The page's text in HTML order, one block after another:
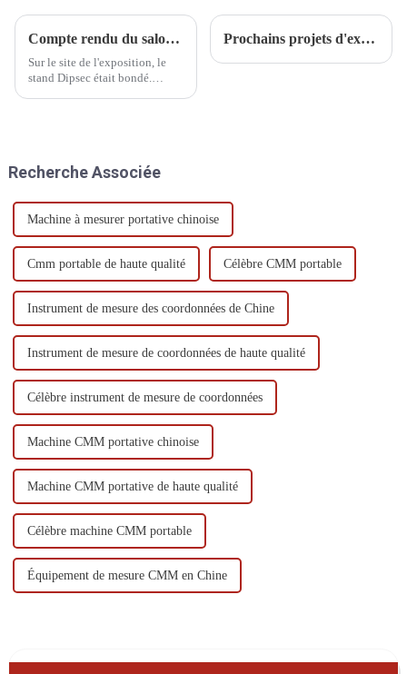
Compte rendu du salon ITES de Shenzhen
Sur le site de l'exposition, le
stand Dipsec était bondé.
Prochains projets d'exposition DIPSEC 2025
Recherche Associée
Machine à mesurer portative chinoise
Cmm portable de haute qualité Célèbre CMM portable
Instrument de mesure des coordonnées de Chine
Instrument de mesure de coordonnées de haute qualité
Célèbre instrument de mesure de coordonnées
Machine CMM portative chinoise
Machine CMM portative de haute qualité
Célèbre machine CMM portable
Équipement de mesure CMM en Chine